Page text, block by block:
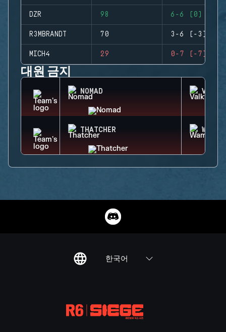
DZR 98 6-6 (0)
R3MBRANDT 70 3-6 (-3)
MICH4 29 0-7 (-7)
대원 금지
NOMAD
THATCHER WAMAI
한국어